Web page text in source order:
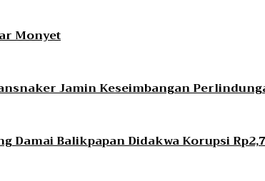
Monyet
Jamin Keseimbangan
Damai Balikpapan Didakwa Korupsi